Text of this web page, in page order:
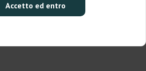
Accetto ed entro